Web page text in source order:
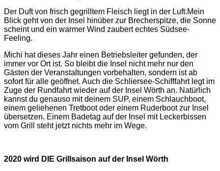
Der Duft von frisch gegrilltem Fleisch liegt in der Luft.Mein
Blick geht von der Insel hinüber zur Brecherspitze, die Sonne
scheint und ein warmer Wind zaubert echtes Südsee-
Feeling.
Michi hat dieses Jahr einen Betriebsleiter gefunden, der
immer vor Ort ist. So bleibt die Insel nicht mehr nur den
Gästen der Veranstaltungen vorbehalten, sondern ist ab
sofort für alle geöffnet. Auch die Schliersee-Schifffahrt legt im
Zuge der Rundfahrt wieder auf der Insel Wörth an. Natürlich
kannst du genauso mit deinem SUP, einem Schlauchboot,
einem geliehenen Tretboot oder einem Ruderboot zur Insel
übersetzen. Einem Badetag auf der Insel mit Leckerbissen
vom Grill steht jetzt nichts mehr im Wege.
2020 wird DIE Grillsaison auf der Insel Wörth